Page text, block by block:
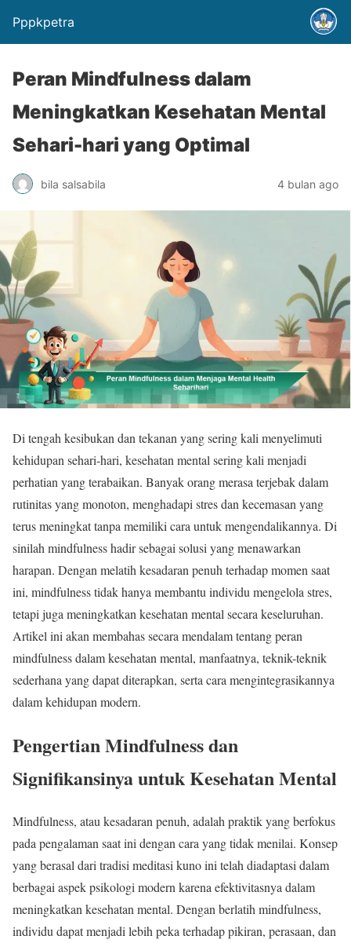
Pppkpetra
Peran Mindfulness dalam
Meningkatkan Kesehatan Mental
Sehari-hari yang Optimal
bila salsabila 4 bulan ago
Di tengah kesibukan dan tekanan yang sering kali menyelimuti
kehidupan sehari-hari, kesehatan mental sering kali menjadi
perhatian yang terabaikan. Banyak orang merasa terjebak dalam
rutinitas yang monoton, menghadapi stres dan kecemasan yang
terus meningkat tanpa memiliki cara untuk mengendalikannya. Di
sinilah mindfulness hadir sebagai solusi yang menawarkan
harapan. Dengan melatih kesadaran penuh terhadap momen saat
ini, mindfulness tidak hanya membantu individu mengelola stres,
tetapi juga meningkatkan kesehatan mental secara keseluruhan.
Artikel ini akan membahas secara mendalam tentang peran
mindfulness dalam kesehatan mental, manfaatnya, teknik-teknik
sederhana yang dapat diterapkan, serta cara mengintegrasikannya
dalam kehidupan modern.
Pengertian Mindfulness dan
Signifikansinya untuk Kesehatan Mental
Mindfulness, atau kesadaran penuh, adalah praktik yang berfokus
pada pengalaman saat ini dengan cara yang tidak menilai. Konsep
yang berasal dari tradisi meditasi kuno ini telah diadaptasi dalam
berbagai aspek psikologi modern karena efektivitasnya dalam
meningkatkan kesehatan mental. Dengan berlatih mindfulness,
individu dapat menjadi lebih peka terhadap pikiran, perasaan, dan